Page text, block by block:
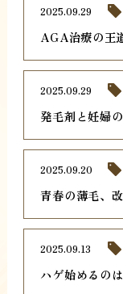
AGA治療の王
2025.09.29
発毛剤と妊婦
2025.09.29
青春の薄毛、
2025.09.20
ハゲ始めるの
2025.09.13